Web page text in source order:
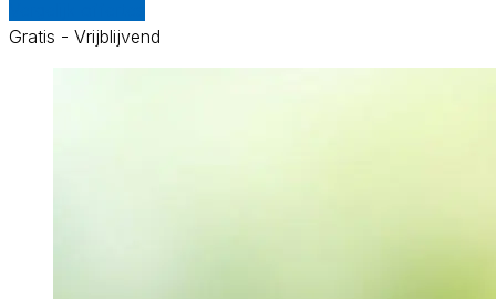
Gratis - Vrijblijvend